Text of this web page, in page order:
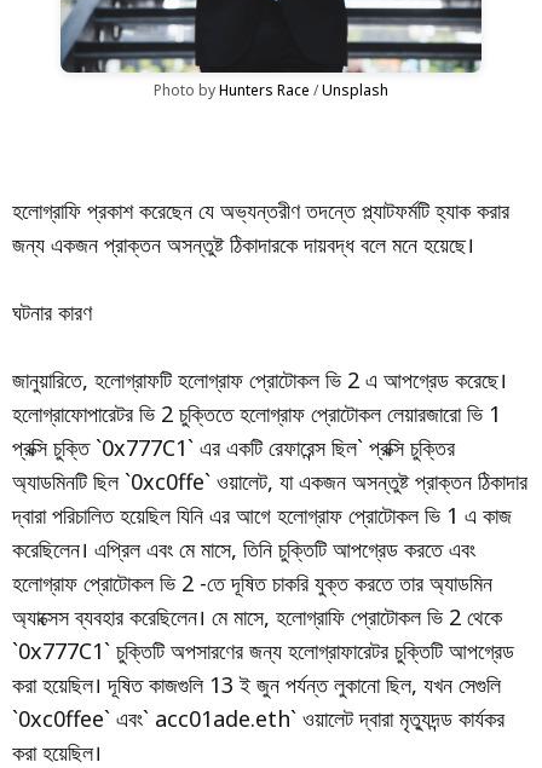
Photo by Hunters Race / Unsplash
হলোগ্রাফি প্রকাশ করেছেন যে অভ্যন্তরীণ তদন্তে প্ল্যাটফর্মটি হ্যাক করার
জন্য একজন প্রাক্তন অসন্তুষ্ট ঠিকাদারকে দায়বদ্ধ বলে মনে হয়েছে।
ঘটনার কারণ
জানুয়ারিতে, হলোগ্রাফটি হলোগ্রাফ প্রোটোকল ভি 2 এ আপগ্রেড করেছে।
হলোগ্রাফোপারেটর ভি 2 চুক্তিতে হলোগ্রাফ প্রোটোকল লেয়ারজারো ভি 1
প্রক্সি চুক্তি `0x777C1` এর একটি রেফারেন্স ছিল` প্রক্সি চুক্তির
অ্যাডমিনটি ছিল `0xc0ffe` ওয়ালেট, যা একজন অসন্তুষ্ট প্রাক্তন ঠিকাদার
দ্বারা পরিচালিত হয়েছিল যিনি এর আগে হলোগ্রাফ প্রোটোকল ভি 1 এ কাজ
করেছিলেন। এপ্রিল এবং মে মাসে, তিনি চুক্তিটি আপগ্রেড করতে এবং
হলোগ্রাফ প্রোটোকল ভি 2 -তে দূষিত চাকরি যুক্ত করতে তার অ্যাডমিন
অ্যাক্সেস ব্যবহার করেছিলেন। মে মাসে, হলোগ্রাফি প্রোটোকল ভি 2 থেকে
`0x777C1` চুক্তিটি অপসারণের জন্য হলোগ্রাফারেটর চুক্তিটি আপগ্রেড
করা হয়েছিল। দূষিত কাজগুলি 13 ই জুন পর্যন্ত লুকানো ছিল, যখন সেগুলি
`0xc0ffee` এবং` acc01ade.eth` ওয়ালেট দ্বারা মৃত্যুদন্ড কার্যকর
করা হয়েছিল।